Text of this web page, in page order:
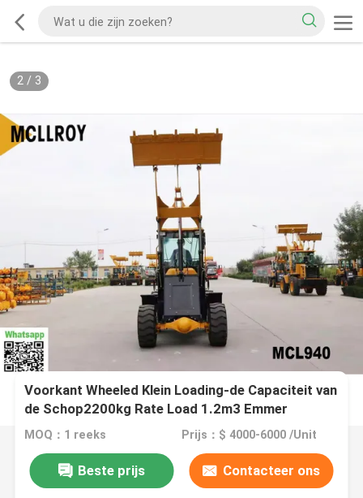
2/ 3
Voorkant Wheeled Klein Loading-de Capaciteit van
de Schop2200kg Rate Load 1.2m3 Emmer
MOQ：1 reeks Prijs：$ 4000-6000 /Unit
Beste prijs Contacteer ons